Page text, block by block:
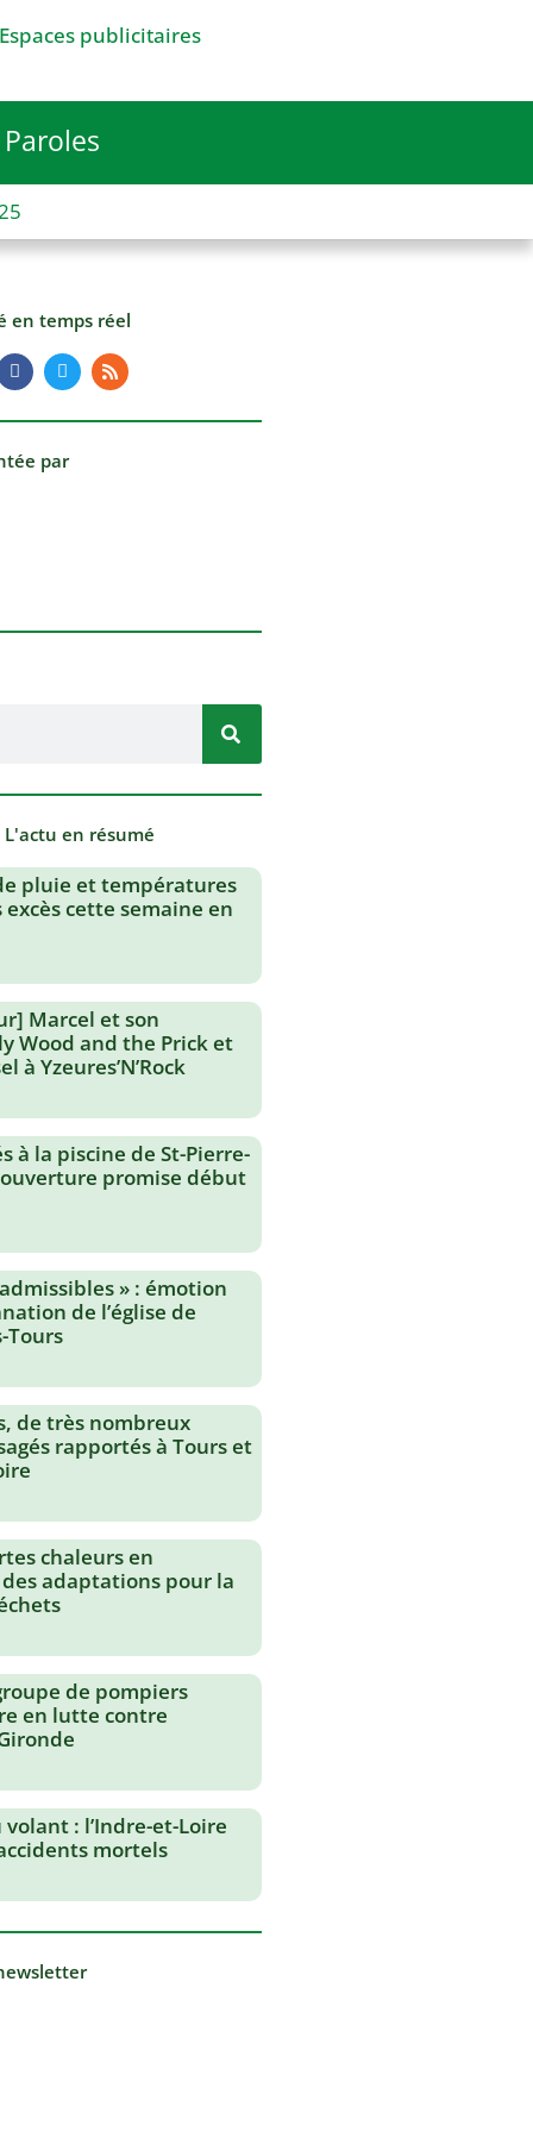
publicitaires
Paroles
en temps réel
par
en résumé
pluie et températures
excès cette semaine en
Marcel et son
Wood and the Prick et
à Yzeures’N’Rock
à la piscine de St-Pierre-
promise début
» : émotion
de l’église de
Tours
de très nombreux
rapportés à Tours et
chaleurs en
adaptations pour la
de pompiers
en lutte contre
: l’Indre-et-Loire
mortels